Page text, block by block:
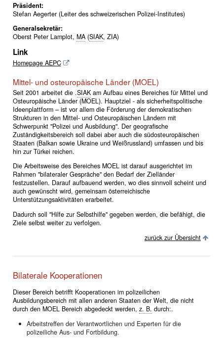
Präsident:
Stefan Aegerter (Leiter des schweizerischen Polizei-Institutes)
Generalsekretär:
Oberst Peter Lamplot, MA(SIAK, ZIA)
Link
Homepage AEPC
Mittel- und osteuropäische Länder (MOEL)
Seit 2001 arbeitet die .SIAKam Aufbau eines Bereiches für Mittel und
Osteuropäische Länder (MOEL). Hauptziel - als sicherheitspolitische
Ideenplattform – ist vor allem die Förderung der demokratischen
Strukturen in den Mittel- und Osteuropäischen Ländern mit
Schwerpunkt "Polizei und Ausbildung". Der geografische
Zuständigkeitsbereich soll dabei aber auch die südosteuropäischen
Staaten (Balkan sowie Ukraine und Weißrussland) umfassen und bis
hin zur Türkei reichen.
Die Arbeitsweise des Bereiches MOEL ist darauf ausgerichtet im
Rahmen "bilateraler Gespräche" den Bedarf der Zielländer
festzustellen. Darauf aufbauend werden, wo dies sinnvoll scheint und
auch gewünscht wird, gemeinsam österreichische
Unterstützungsaktivitäten erarbeitet.
Dadurch soll "Hilfe zur Selbsthilfe" gegeben werden, die befähigt, die
Ziele selbst weiter zu verfolgen.
zurück zur Übersicht
Bilaterale Kooperationen
Dieser Bereich betrifft Kooperationen im polizeilichen
Ausbildungsbereich mit allen anderen Staaten der Welt, die nicht
durch den MOEL Bereich abgedeckt werden, z. B. durch:.
Arbeitstreffen der Verantwortlichen und Experten für die
polizeiliche Aus- und Fortbildung.